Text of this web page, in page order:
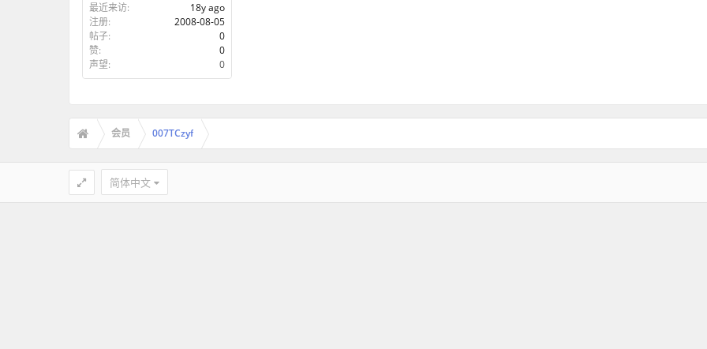
最近来访:
18y ago
注册:
2008-08-05
帖子:
0
赞:
0
声望:
0
会员 007TCzyf
简体中文